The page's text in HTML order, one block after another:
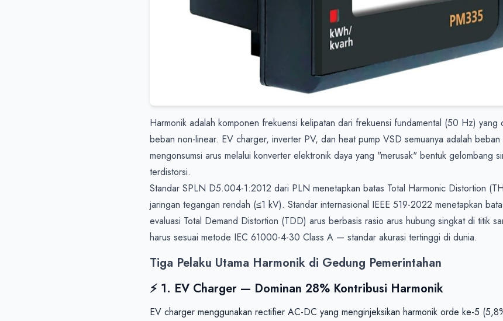
Harmonik adalah komponen frekuensi kelipatan dari frekuensi fundamental (50 Hz) yang
beban non-linear. EV charger, inverter PV, dan heat pump VSD semuanya adalah
mengonsumsi arus melalui konverter elektronik daya yang "merusak" bentuk gelombang
terdistorsi.
Standar SPLN D5.004-1:2012 dari PLN menetapkan batas Total Harmonic Distortion
jaringan tegangan rendah (≤1 kV). Standar internasional IEEE 519-2022 menetapkan
evaluasi Total Demand Distortion (TDD) arus berbasis rasio arus hubung singkat di titik
harus sesuai metode IEC 61000-4-30 Class A — standar akurasi tertinggi di dunia.
Tiga Pelaku Utama Harmonik di Gedung Pemerintahan
⚡ 1. EV Charger — Dominan 28% Kontribusi Harmonik
EV charger menggunakan rectifier AC-DC yang menginjeksikan harmonik orde ke-5